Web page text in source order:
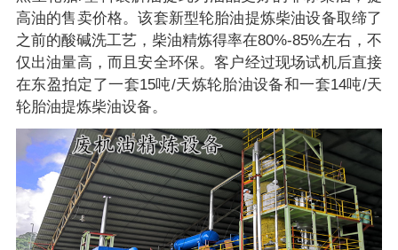
高油的售卖价格。该套新型轮胎油提炼柴油设备取缔了
之前的酸碱洗工艺，柴油精炼得率在80%-85%左右，不
仅出油量高，而且安全环保。客户经过现场试机后直接
在东盈拍定了一套15吨/天炼轮胎油设备和一套14吨/天
轮胎油提炼柴油设备。